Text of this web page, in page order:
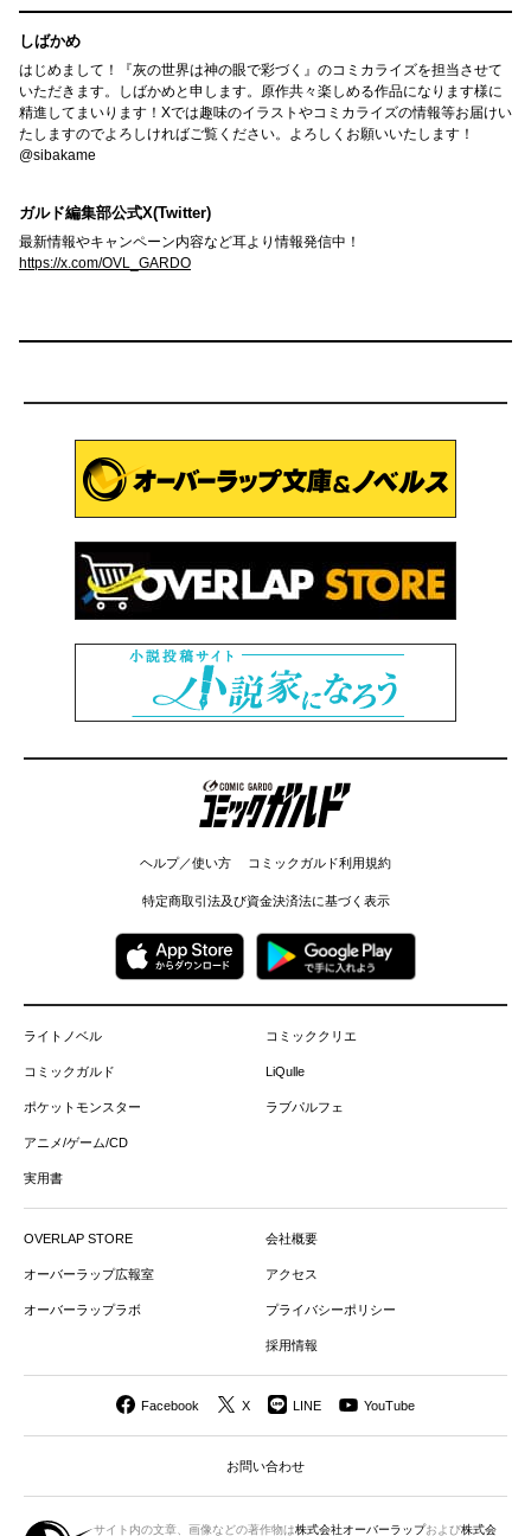
しばかめ
はじめまして！『灰の世界は神の眼で彩づく』のコミカライズを担当させて
いただきます。しばかめと申します。原作共々楽しめる作品になります様に
精進してまいります！Xでは趣味のイラストやコミカライズの情報等お届けい
たしますのでよろしければご覧ください。よろしくお願いいたします！
@sibakame
ガルド編集部公式X(Twitter)
最新情報やキャンペーン内容など耳より情報発信中！
https://x.com/OVL_GARDO
コミックガルド
ヘルプ／使い方 コミックガルド利用規約
特定商取引法及び資金決済法に基づく表示
ライトノベル
コミックガルド
ポケットモンスター
アニメ/ゲーム/CD
実用書
コミッククリエ
LiQulle
ラブパルフェ
OVERLAP STORE
オーバーラップ広報室
オーバーラップラボ
会社概要
アクセス
プライバシーポリシー
採用情報
Facebook X LINE YouTube
お問い合わせ
サイト内の文章、画像などの著作物は株式会社オーバーラップおよび株式会